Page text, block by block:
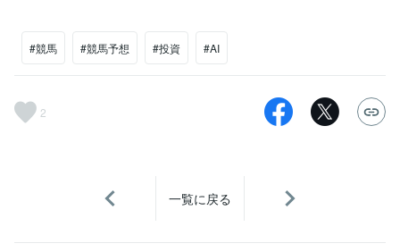
#競馬 #競馬予想 #投資 #AI
2
一覧に戻る